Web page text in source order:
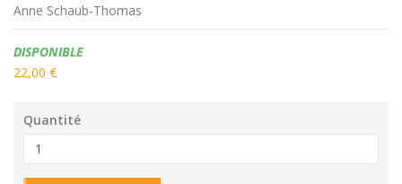
Anne Schaub-Thomas
Disponibilité:
DISPONIBLE
22,00 €
Quantité